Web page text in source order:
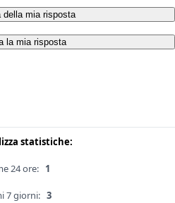
della mia risposta
la mia risposta
statistiche:
24 ore: 1
7 giorni: 3